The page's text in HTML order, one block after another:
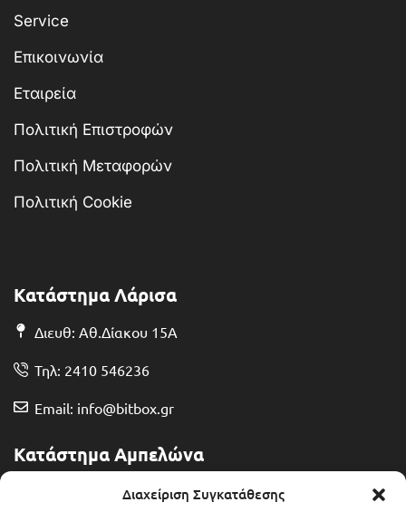
Διαχείριση Συγκατάθεσης
Service
Επικοινωνία
Εταιρεία
Πολιτική Επιστροφών
Πολιτική Μεταφορών
Πολιτική Cookie
Κατάστημα Λάρισα
Διευθ: Αθ.Δίακου 15Α
Τηλ: 2410 546236
Email: info@bitbox.gr
Κατάστημα Αμπελώνα
Διευθ: Θερμοπυλών 13